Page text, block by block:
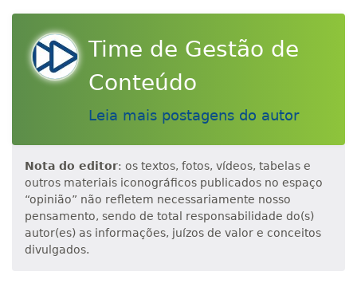
Time de Gestão de
Conteúdo
Leia mais postagens do autor
Nota do editor: os textos, fotos, vídeos, tabelas e
outros materiais iconográficos publicados no espaço
“opinião” não refletem necessariamente nosso
pensamento, sendo de total responsabilidade do(s)
autor(es) as informações, juízos de valor e conceitos
divulgados.